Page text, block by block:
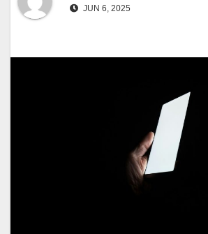
JUN 6, 2025